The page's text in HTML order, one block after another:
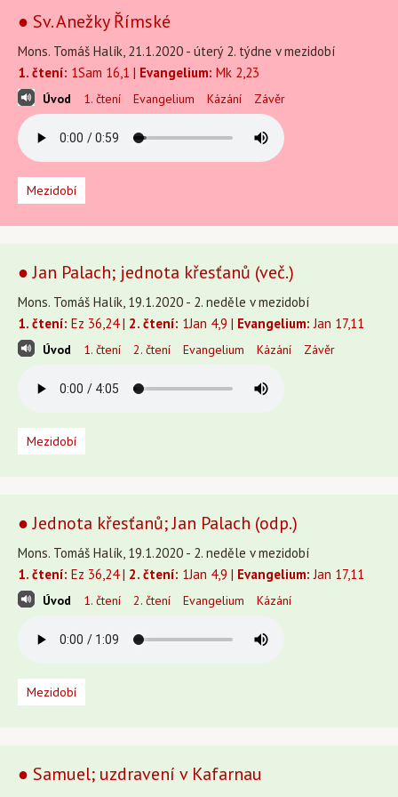
● Sv. Anežky Římské
Mons. Tomáš Halík, 21.1.2020 - úterý 2. týdne v mezidobí
1. čtení: 1Sam 16,1 | Evangelium: Mk 2,23
Úvod 1. čtení Evangelium Kázání Závěr
Mezidobí
● Jan Palach; jednota křesťanů (več.)
Mons. Tomáš Halík, 19.1.2020 - 2. neděle v mezidobí
1. čtení: Ez 36,24 | 2. čtení: 1Jan 4,9 | Evangelium: Jan 17,11
Úvod 1. čtení 2. čtení Evangelium Kázání Závěr
Mezidobí
● Jednota křesťanů; Jan Palach (odp.)
Mons. Tomáš Halík, 19.1.2020 - 2. neděle v mezidobí
1. čtení: Ez 36,24 | 2. čtení: 1Jan 4,9 | Evangelium: Jan 17,11
Úvod 1. čtení 2. čtení Evangelium Kázání
Mezidobí
● Samuel; uzdravení v Kafarnau